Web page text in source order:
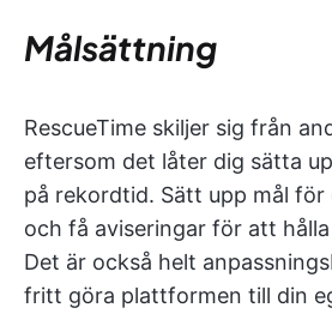
Målsättning
RescueTime skiljer sig från
eftersom det låter dig sätta
på rekordtid. Sätt upp mål
och få aviseringar för att
Det är också helt
fritt göra plattformen till din